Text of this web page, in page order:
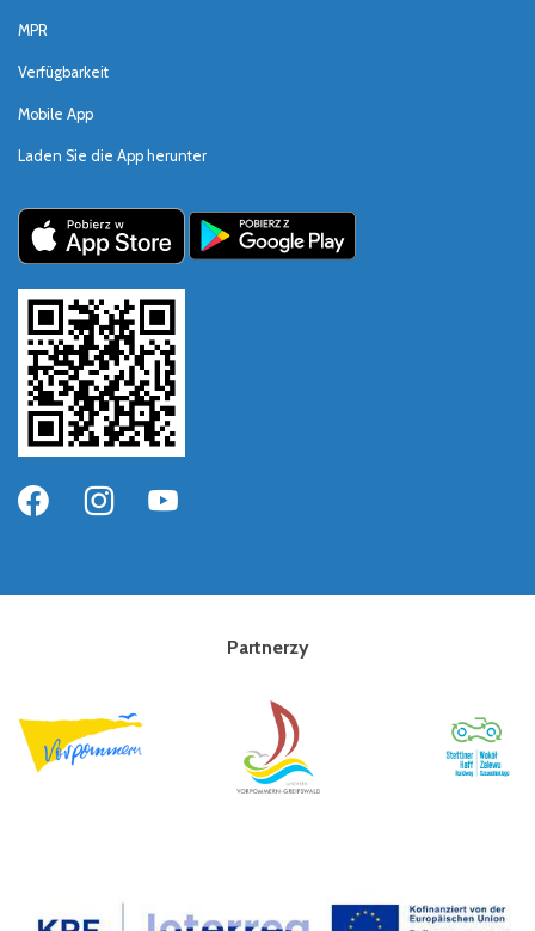
MPR
Verfügbarkeit
Mobile App
Laden Sie die App herunter
Partnerzy